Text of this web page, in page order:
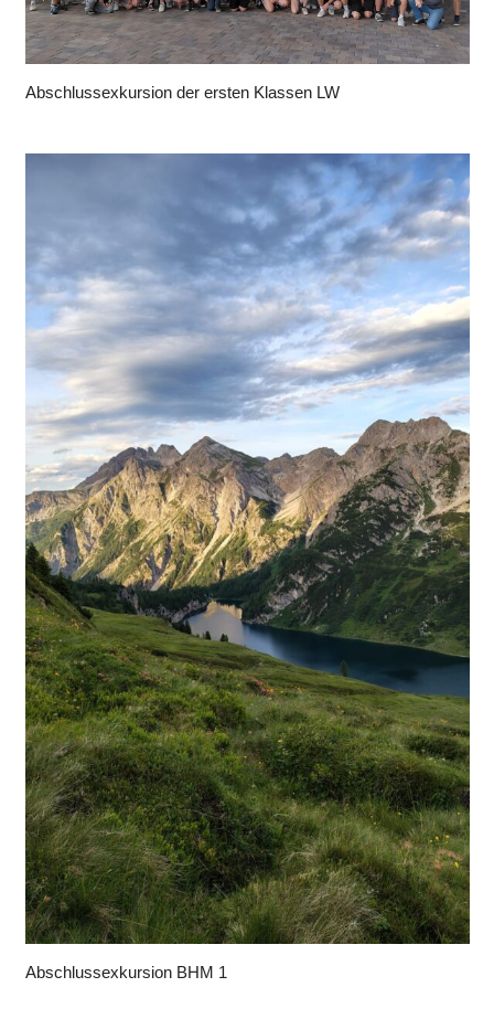
Abschlussexkursion der ersten Klassen LW
Abschlussexkursion BHM 1